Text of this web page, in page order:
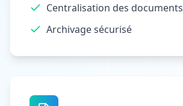
Centralisation des documents
Archivage sécurisé